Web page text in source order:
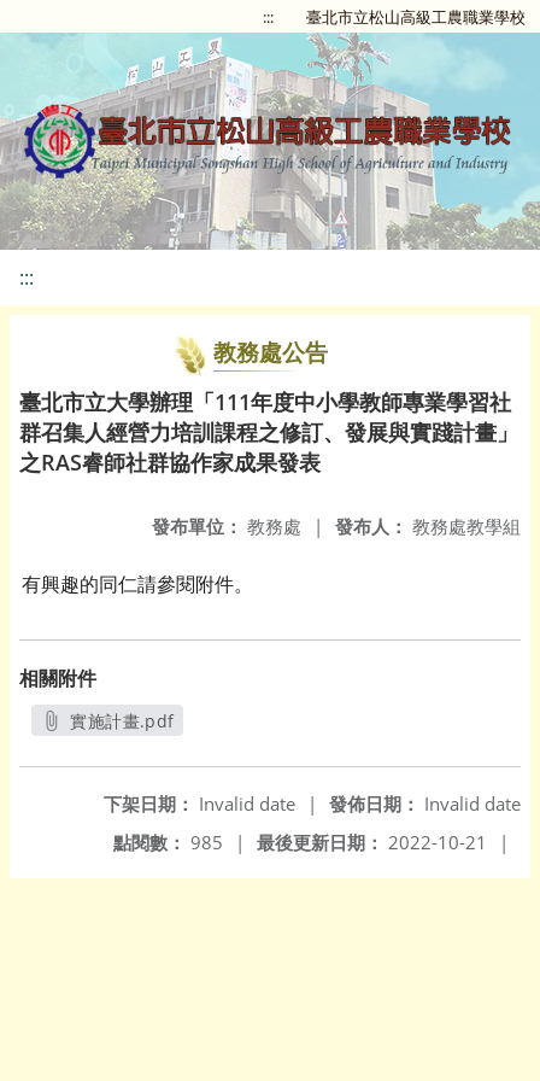
::: 臺北市立松山高級工農職業學校
:::
教務處公告
臺北市立大學辦理「111年度中小學教師專業學習社
群召集人經營力培訓課程之修訂、發展與實踐計畫」
之RAS睿師社群協作家成果發表
發布人： 教務處教學組
發布單位： 教務處 |
有興趣的同仁請參閱附件。
相關附件
實施計畫.pdf
發佈日期： Invalid date
下架日期： Invalid date
|
最後更新日期： 2022-10-21 |
點閱數： 985 |